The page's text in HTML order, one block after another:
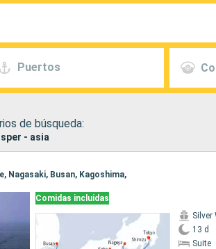
Puertos
de búsqueda:
- asia
Nagasaki, Busan, Kagoshima,
Comidas incluidas
Silver
13 d
Suite